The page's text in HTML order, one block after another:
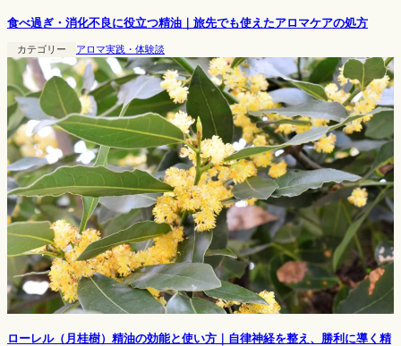
食べ過ぎ・消化不良に役立つ精油｜旅先でも使えたアロマケアの処方
カテゴリー アロマ実践・体験談
ローレル（月桂樹）精油の効能と使い方｜自律神経を整え、勝利に導く精